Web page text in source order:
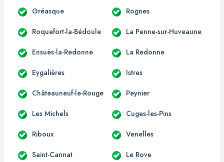
Gréasque Rognes
Roquefort-la-Bédoule La Penne-sur-Huveaune
Ensuès-la-Redonne La Redonne
Eygalières Istres
Châteauneuf-le-Rouge Peynier
Les Michels Cuges-les-Pins
Riboux Venelles
Saint-Cannat Le Rove